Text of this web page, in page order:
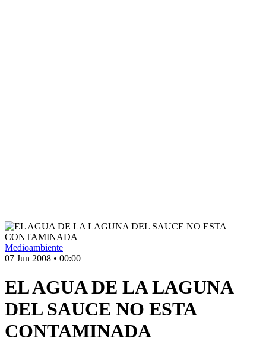
Medioambiente
07 Jun 2008 • 00:00
EL AGUA DE LA LAGUNA
DEL SAUCE NO ESTA
CONTAMINADA